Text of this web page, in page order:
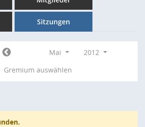
Sitzungen
Mai
2012
Gremium auswählen